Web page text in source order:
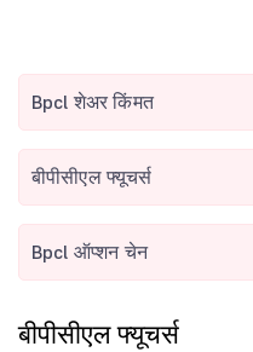
Bpcl शेअर किंमत
बीपीसीएल फ्यूचर्स
Bpcl ऑप्शन चेन
बीपीसीएल फ्यूचर्स